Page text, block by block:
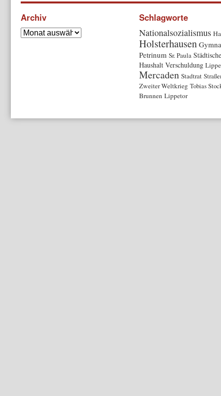
Archiv
Schlagworte
Nationalsozialismus
Holsterhausen
Petrinum Sr. Paula
Haushalt Verschuldung
Mercaden Stadtrat
Zweiter Weltkrieg Tobias
Brunnen Lippetor